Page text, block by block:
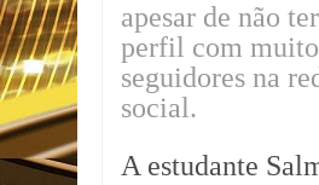
apesar de não
perfil com muito
seguidores na
social.
A estudante